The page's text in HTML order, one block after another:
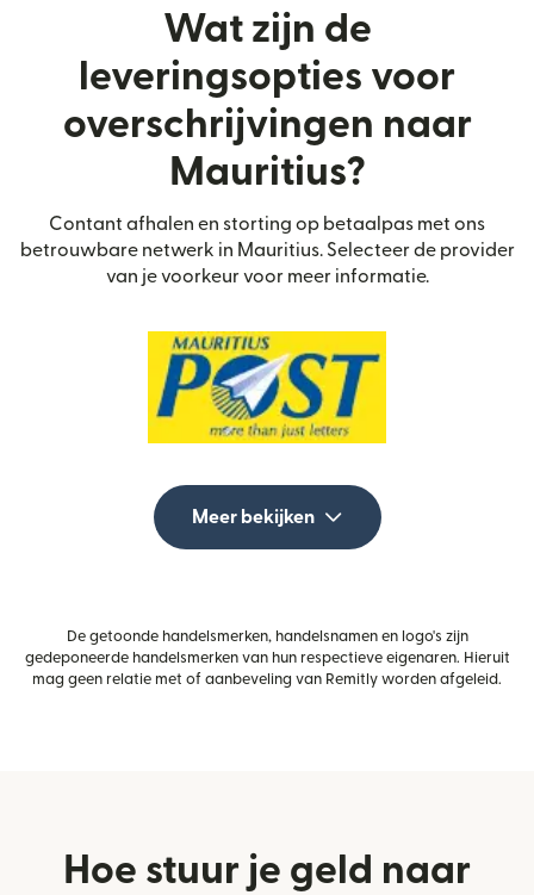
Wat zijn de
leveringsopties voor
overschrijvingen naar
Mauritius?
Contant afhalen en storting op betaalpas met ons
betrouwbare netwerk in Mauritius. Selecteer de provider
van je voorkeur voor meer informatie.
Meer bekijken
De getoonde handelsmerken, handelsnamen en logo's zijn
gedeponeerde handelsmerken van hun respectieve eigenaren. Hieruit
mag geen relatie met of aanbeveling van Remitly worden afgeleid.
Hoe stuur je geld naar